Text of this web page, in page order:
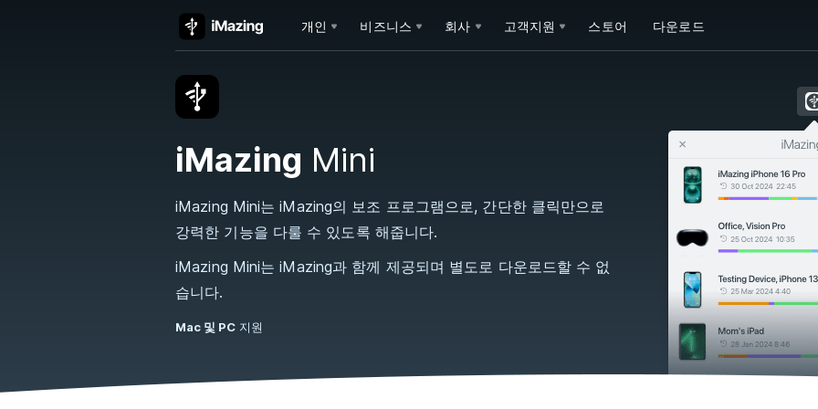
개인 비즈니스 회사 고객지원 스토어 다운로드
iMazing Mini
iMazing Mini는 iMazing의 보조 프로그램으로, 간단한 클릭만으로
강력한 기능을 다룰 수 있도록 해줍니다.
iMazing Mini는 iMazing과 함께 제공되며 별도로 다운로드할 수 없
습니다.
Mac 및 PC 지원